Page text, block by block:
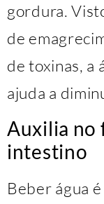
gordura.
de
de toxinas, a
ajuda a
Auxilia no
intestino
Beber água